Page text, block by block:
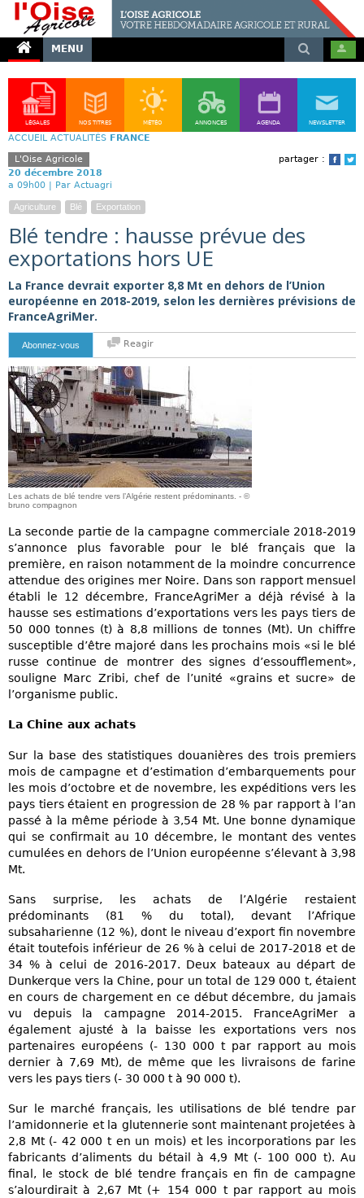
MENU
LÉGALES NOS TITRES MÉTÉO ANNONCES AGENDA NEWSLETTER
ACCUEIL ACTUALITÉS FRANCE
partager :
L'Oise Agricole
20 décembre 2018
a 09h00 | Par Actuagri
Agriculture Blé Exportation
Blé tendre : hausse prévue des
exportations hors UE
La France devrait exporter 8,8 Mt en dehors de l’Union
européenne en 2018-2019, selon les dernières prévisions de
FranceAgriMer.
Abonnez-vous Reagir
Les achats de blé tendre vers l’Algérie restent prédominants. - ©
bruno compagnon
La seconde partie de la campagne commerciale 2018-2019
s’annonce plus favorable pour le blé français que la
première, en raison notamment de la moindre concurrence
attendue des origines mer Noire. Dans son rapport mensuel
établi le 12 décembre, FranceAgriMer a déjà révisé à la
hausse ses estimations d’exportations vers les pays tiers de
50 000 tonnes (t) à 8,8 millions de tonnes (Mt). Un chiffre
susceptible d’être majoré dans les prochains mois «si le blé
russe continue de montrer des signes d’essoufflement»,
souligne Marc Zribi, chef de l’unité «grains et sucre» de
l’organisme public.
La Chine aux achats
Sur la base des statistiques douanières des trois premiers
mois de campagne et d’estimation d’embarquements pour
les mois d’octobre et de novembre, les expéditions vers les
pays tiers étaient en progression de 28 % par rapport à l’an
passé à la même période à 3,54 Mt. Une bonne dynamique
qui se confirmait au 10 décembre, le montant des ventes
cumulées en dehors de l’Union européenne s’élevant à 3,98
Mt.
Sans surprise, les achats de l’Algérie restaient
prédominants (81 % du total), devant l’Afrique
subsaharienne (12 %), dont le niveau d’export fin novembre
était toutefois inférieur de 26 % à celui de 2017-2018 et de
34 % à celui de 2016-2017. Deux bateaux au départ de
Dunkerque vers la Chine, pour un total de 129 000 t, étaient
en cours de chargement en ce début décembre, du jamais
vu depuis la campagne 2014-2015. FranceAgriMer a
également ajusté à la baisse les exportations vers nos
partenaires européens (- 130 000 t par rapport au mois
dernier à 7,69 Mt), de même que les livraisons de farine
vers les pays tiers (- 30 000 t à 90 000 t).
Sur le marché français, les utilisations de blé tendre par
l’amidonnerie et la glutennerie sont maintenant projetées à
2,8 Mt (- 42 000 t en un mois) et les incorporations par les
fabricants d’aliments du bétail à 4,9 Mt (- 100 000 t). Au
final, le stock de blé tendre français en fin de campagne
s’alourdirait à 2,67 Mt (+ 154 000 t par rapport au mois